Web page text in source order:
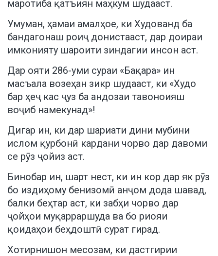
маротиба қатъиян маҳкум шудааст.
Умуман, ҳамаи амалҳое, ки Худованд ба
бандагонаш роиҷ донистааст, дар доираи
имконияту шароити зиндагии инсон аст.
Дар ояти 286-уми сураи «Бақара» ин
масъала возеҳан зикр шудааст, ки «Худо
бар ҳеҷ кас ҷуз ба андозаи тавоноияш
воҷиб намекунад»!
Дигар ин, ки дар шариати дини мубини
ислом қурбонӣ кардани чорво дар давоми
се рӯз ҷойиз аст.
Бинобар ин, шарт нест, ки ин кор дар як рӯз
бо издиҳому бенизомӣ анҷом дода шавад,
балки беҳтар аст, ки забҳи чорво дар
ҷойҳои муқарраршуда ва бо риояи
қоидаҳои беҳдоштӣ сурат гирад.
Хотирнишон месозам, ки дастгирии